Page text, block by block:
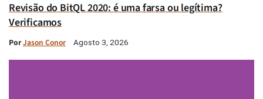
Revisão do BitQL 2020: é uma farsa ou legítima?
Verificamos
PorJason Conor Agosto 3, 2026